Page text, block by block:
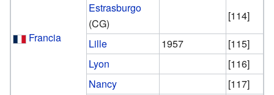
Francia
Estrasburgo
(CG)
[114]
Lille
1957
[115]
Lyon
[116]
Nancy
[117]